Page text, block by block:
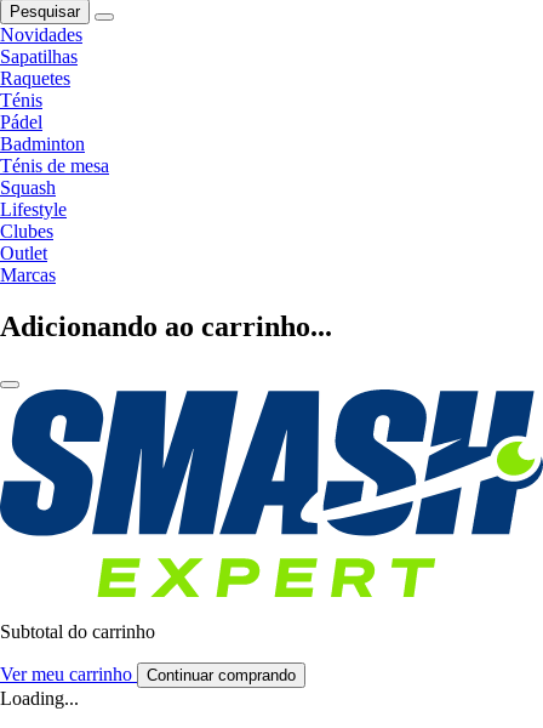
Pesquisar
Novidades
Sapatilhas
Raquetes
Ténis
Pádel
Badminton
Ténis de mesa
Squash
Lifestyle
Clubes
Outlet
Marcas
Adicionando ao carrinho...
Subtotal do carrinho
Ver meu carrinho Continuar comprando
Loading...